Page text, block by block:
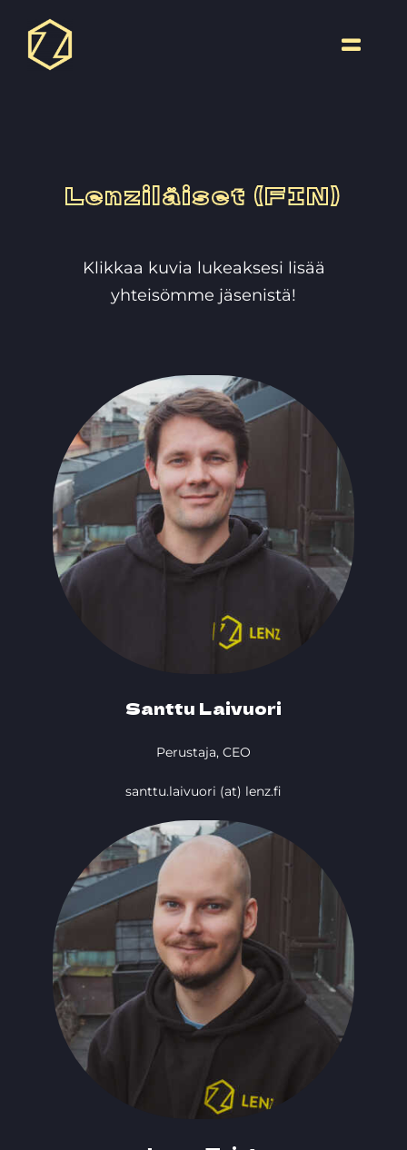
content
Toggle
Lenziläiset (FIN)
Klikkaa kuvia lukeaksesi lisää
yhteisömme jäsenistä!
Santtu Laivuori
Perustaja, CEO
santtu.laivuori (at) lenz.fi